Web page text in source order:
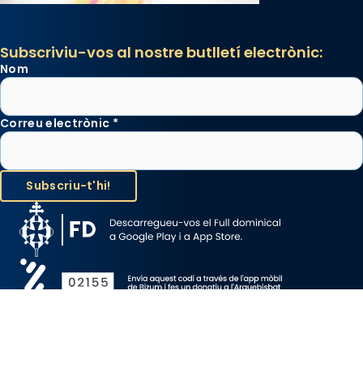
Subscriviu-vos al nostre butlletí electrònic:
Nom
Correu electrònic *